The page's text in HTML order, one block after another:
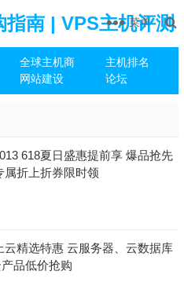
南 | VPS主机评测
全球主机商
主机排名
网站建设 论坛
菜单
618夏日盛惠提前享 爆品抢先
属折上折券限时领
云精选特惠 云服务器、云数据库
品低价抢购